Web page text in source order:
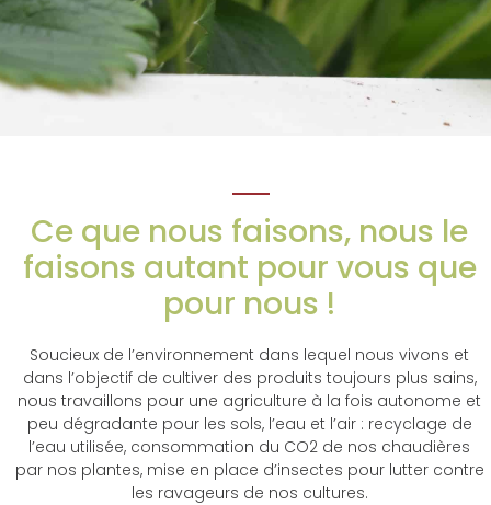
Ce que nous faisons, nous le
faisons autant pour vous que
pour nous !
Soucieux de l’environnement dans lequel nous vivons et
dans l’objectif de cultiver des produits toujours plus sains,
nous travaillons pour une agriculture à la fois autonome et
peu dégradante pour les sols, l’eau et l’air : recyclage de
l’eau utilisée, consommation du CO2 de nos chaudières
par nos plantes, mise en place d’insectes pour lutter contre
les ravageurs de nos cultures.